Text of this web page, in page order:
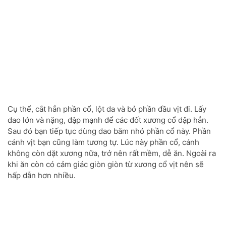
Cụ thể, cắt hẳn phần cổ, lột da và bỏ phần đầu vịt đi. Lấy
dao lớn và nặng, đập mạnh để các đốt xương cổ dập hẳn.
Sau đó bạn tiếp tục dùng dao băm nhỏ phần cổ này. Phần
cánh vịt bạn cũng làm tương tự. Lúc này phần cổ, cánh
không còn dặt xương nữa, trở nên rất mềm, dễ ăn. Ngoài ra
khi ăn còn có cảm giác giòn giòn từ xương cổ vịt nên sẽ
hấp dẫn hơn nhiều.